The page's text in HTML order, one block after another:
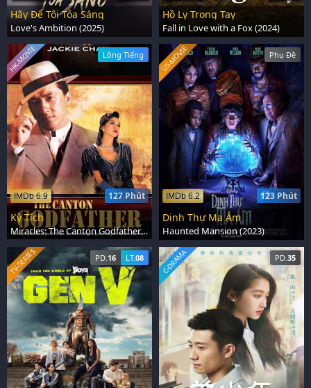
Hãy Để Tôi Tỏa Sáng
Love's Ambition (2025)
Hồ Ly Trong Tay
Fall in Love with a Fox (2024)
Lồng Tiếng
127 Phút
IMDb 6.9
HK-MOVIE
Kỳ Tích
Miracles: The Canton Godfather (1989)
Phụ Đề
123 Phút
IMDb 6.2
US-MOVIE
Dinh Thự Ma Ám
Haunted Mansion (2023)
PD.16 LT.08
TV-SERIES PD.35
C-DRAMA